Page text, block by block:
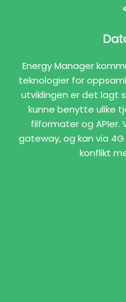
Energy Manager
teknologier for
utviklingen er det lagt
kunne benytte ulike
filformater og APIer.
gateway, og kan via
konflikt